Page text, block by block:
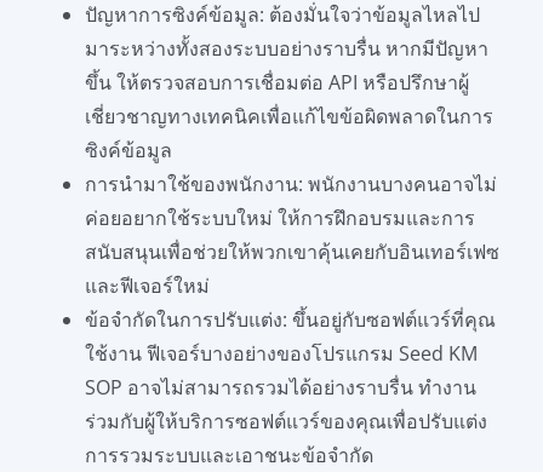
ปัญหาการซิงค์ข้อมูล: ต้องมั่นใจว่าข้อมูลไหลไป
มาระหว่างทั้งสองระบบอย่างราบรื่น หากมีปัญหา
ขึ้น ให้ตรวจสอบการเชื่อมต่อ API หรือปรึกษาผู้
เชี่ยวชาญทางเทคนิคเพื่อแก้ไขข้อผิดพลาดในการ
ซิงค์ข้อมูล
การนำมาใช้ของพนักงาน: พนักงานบางคนอาจไม่
ค่อยอยากใช้ระบบใหม่ ให้การฝึกอบรมและการ
สนับสนุนเพื่อช่วยให้พวกเขาคุ้นเคยกับอินเทอร์เฟซ
และฟีเจอร์ใหม่
ข้อจำกัดในการปรับแต่ง: ขึ้นอยู่กับซอฟต์แวร์ที่คุณ
ใช้งาน ฟีเจอร์บางอย่างของโปรแกรม Seed KM
SOP อาจไม่สามารถรวมได้อย่างราบรื่น ทำงาน
ร่วมกับผู้ให้บริการซอฟต์แวร์ของคุณเพื่อปรับแต่ง
การรวมระบบและเอาชนะข้อจำกัด